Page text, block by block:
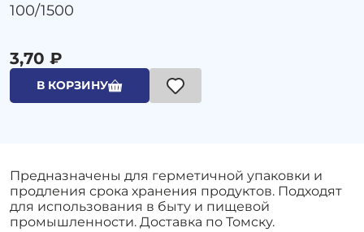
100/1500
3,70 ₽
В КОРЗИНУ
Предназначены для герметичной упаковки и
продления срока хранения продуктов. Подходят
для использования в быту и пищевой
промышленности. Доставка по Томску.